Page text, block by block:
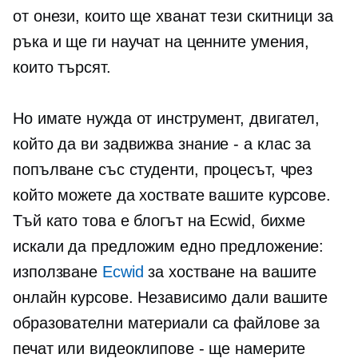
от онези, които ще хванат тези скитници за
ръка и ще ги научат на ценните умения,
които търсят.
Но имате нужда от инструмент, двигател,
който да ви задвижва знание - аклас за
попълване със студенти, процесът, чрез
който можете да хоствате вашите курсове.
Тъй като това е блогът на Ecwid, бихме
искали да предложим едно предложение:
използване Ecwid за хостване на вашите
онлайн курсове. Независимо дали вашите
образователни материали са файлове за
печат или видеоклипове - ще намерите